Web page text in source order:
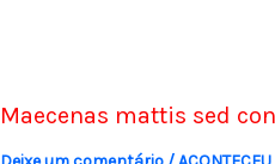
Maecenas mattis sed